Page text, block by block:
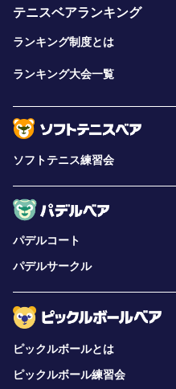
テニスベアランキング
ランキング制度とは
ランキング大会一覧
ソフトテニス練習会
パデルコート
パデルサークル
ピックルボールとは
ピックルボール練習会